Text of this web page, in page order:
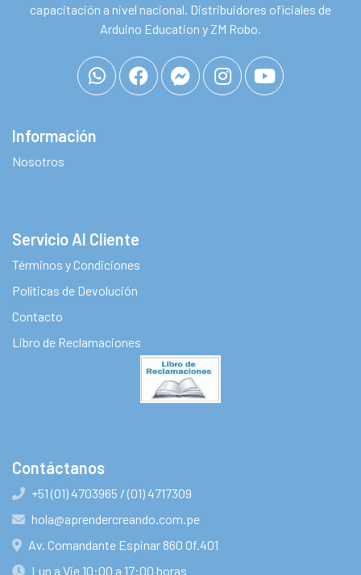
capacitación a nivel nacional. Distribuidores oficiales de
Arduino Education y ZM Robo.
Información
Nosotros
Servicio Al Cliente
Términos y Condiciones
Políticas de Devolución
Contacto
Libro de Reclamaciones
Contáctanos
+51 (01) 4703965 / (01) 4717309
hola@aprendercreando.com.pe
Av. Comandante Espinar 860 Of.401
Lun a Vie 10:00 a 17:00 horas